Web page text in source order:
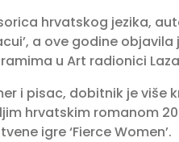
hrvatskog jezika,
a ove godine objavila
u Art radionici
i pisac, dobitnik je više
hrvatskim romanom
igre ‘Fierce Women’.